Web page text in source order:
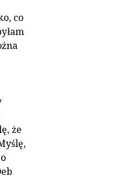
co
że